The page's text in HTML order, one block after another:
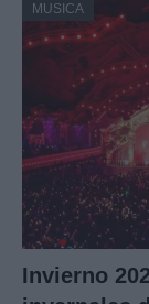
MUSICA
Invierno